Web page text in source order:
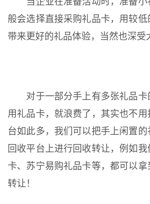
般会选择直接采购礼品卡，用较低
带来更好的礼品体验，当然也深受
对于一部分手上有多张礼品卡
用礼品卡，就浪费了，其实也不
台如此多，我们可以把手上闲置
回收平台上进行回收转让，例如
卡、苏宁易购礼品卡等，都可以
转让！